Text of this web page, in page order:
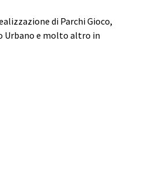
di Parchi Gioco,
Urbano e molto altro in